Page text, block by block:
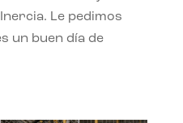
Le pedimos
un buen día de